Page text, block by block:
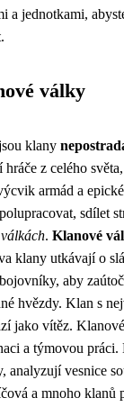
a jednotkami,
války
klany
hráče z celého
armád a
sdílet
. Klanové
klany utkávají o
aby
hvězdy. Klan s
jako vítěz.
a týmovou
analyzují vesnice
a mnoho klanů